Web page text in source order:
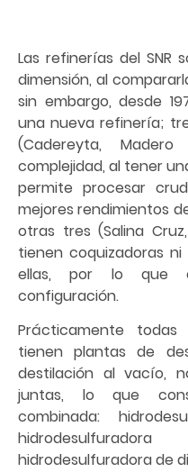
Las refinerías del SNR
dimensión, al
sin embargo, desde
una nueva refinería;
(Cadereyta,
complejidad, al tener
permite procesar
mejores rendimientos
otras tres (Salina
tienen coquizadoras
ellas, por lo que
configuración.
Prácticamente todas
tienen plantas de
destilación al vacío,
juntas, lo que
combinada:
hidrodesulfuradora de